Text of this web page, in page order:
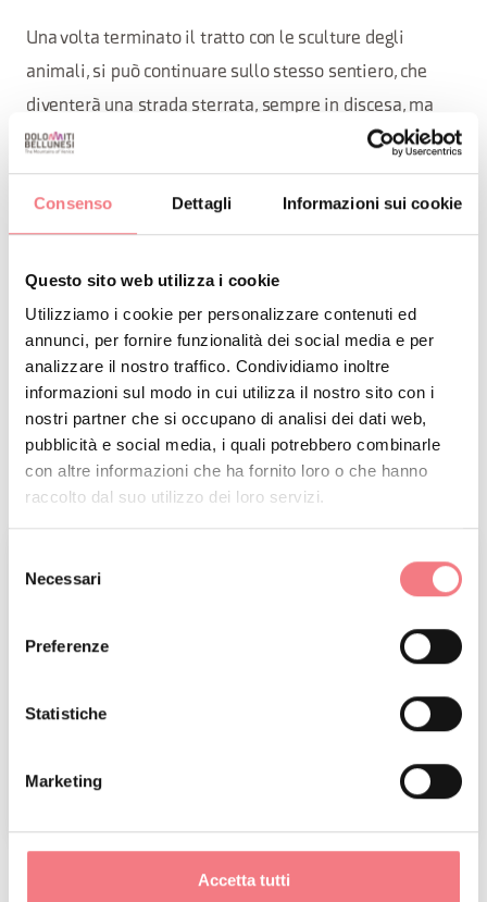
Consenso Dettagli Informazioni sui cookie
Questo sito web utilizza i cookie
Utilizziamo i cookie per personalizzare contenuti ed
annunci, per fornire funzionalità dei social media e per
analizzare il nostro traffico. Condividiamo inoltre
informazioni sul modo in cui utilizza il nostro sito con i
nostri partner che si occupano di analisi dei dati web,
pubblicità e social media, i quali potrebbero combinarle
con altre informazioni che ha fornito loro o che hanno
raccolto dal suo utilizzo dei loro servizi.
delNecessari
Preferenze
Statistiche
Marketing
Accetta tutti
Una volta terminato il tratto con le sculture degli
animali, si può continuare sullo stesso sentiero, che
diventerà una strada sterrata, sempre in discesa, ma
con una pendenza più accentuata. Si arriverà ad un
tratto quasi in piano, per poi cominciare una ripida
salita, fino ad arrivare al magnifico ponte
tibetano della Val Montina, una valle selvaggia e poco
frequentata, che collega le due sponde del torrente
Valmontina.
Lungo il tragitto di circa 3 km, solo andata, si trovano
varie zone attrezzate con panchine e tavolini, per poter
fare una sosta o un bel pic-nic. Il sentiero è percorribile
anche con passeggino da trekking.